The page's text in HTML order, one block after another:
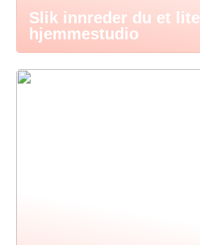
Slik innreder du et lite
hjemmestudio